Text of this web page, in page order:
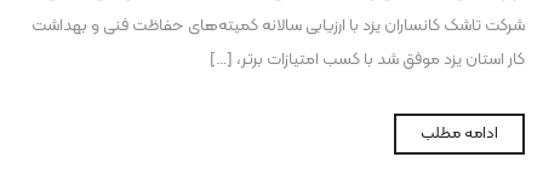
شرکت تاشک کانساران یزد با ارزیابی سالانه کمیته‌های حفاظت فنی و بهداشت
کار استان یزد موفق شد با کسب امتیازات برتر، […]
ادامه مطلب